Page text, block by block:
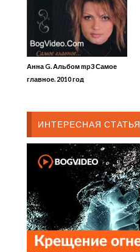
Анна G. Альбом mp3 Самое
главное. 2010 год
ИНТЕРЕСНАЯ СТАТЬЯ